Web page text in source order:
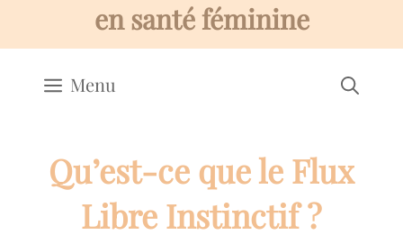
en santé féminine
Menu
Qu’est-ce que le Flux
Libre Instinctif ?